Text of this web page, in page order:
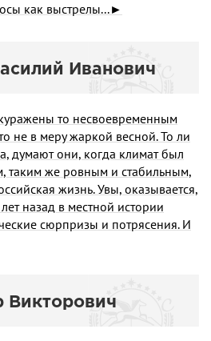
как выстрелы...►
Иванович
то несвоевремен­ным
не в меру жаркой вес­ной. То ли
думают они, когда климат был
таким же ровным и стабильным,
жизнь. Увы, оказывается,
назад в местной истории
сюрп­ризы и потрясения. И
Викторович